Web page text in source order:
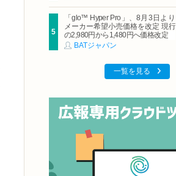
「glo™ Hyper Pro」、8月3日より
メーカー希望小売価格を改定 現行
の2,980円から1,480円へ価格改定
BATジャパン
一覧を見る